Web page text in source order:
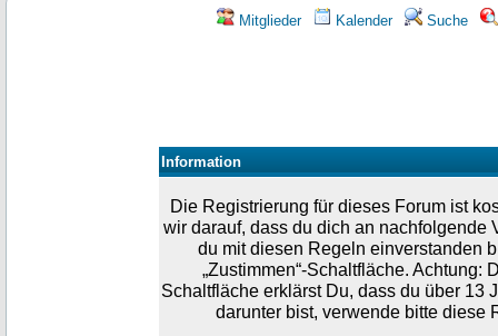
Mitglieder Kalender Suche
Information
Die Registrierung für dieses Forum ist
wir darauf, dass du dich an nachfolgende
du mit diesen Regeln einverstanden
„Zustimmen“-Schaltfläche. Achtung:
Schaltfläche erklärst Du, dass du über 13
darunter bist, verwende bitte diese